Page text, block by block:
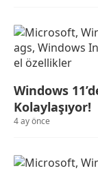
Windows
Kolaylaşıyor!
4 ay önce